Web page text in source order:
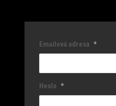
Emailová adresa *
Heslo *